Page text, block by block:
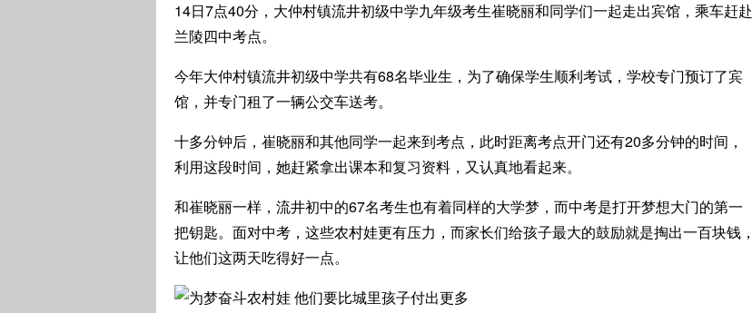
14日7点40分，大仲村镇流井初级中学九年级考生崔晓丽和同学们一起走出宾馆，乘车赶赴
兰陵四中考点。
今年大仲村镇流井初级中学共有68名毕业生，为了确保学生顺利考试，学校专门预订了宾
馆，并专门租了一辆公交车送考。
十多分钟后，崔晓丽和其他同学一起来到考点，此时距离考点开门还有20多分钟的时间，
利用这段时间，她赶紧拿出课本和复习资料，又认真地看起来。
和崔晓丽一样，流井初中的67名考生也有着同样的大学梦，而中考是打开梦想大门的第一
把钥匙。面对中考，这些农村娃更有压力，而家长们给孩子最大的鼓励就是掏出一百块钱，
让他们这两天吃得好一点。